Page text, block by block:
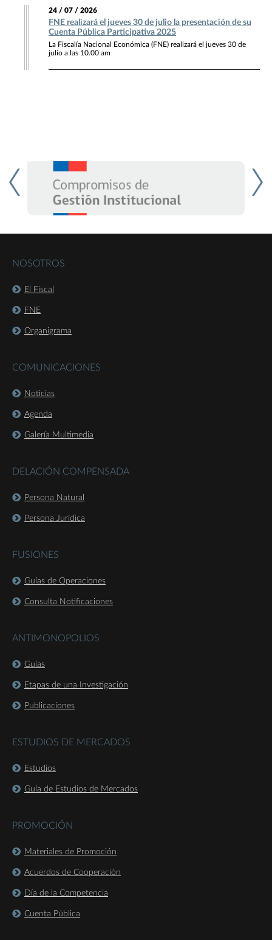
24 / 07 / 2026
FNE realizará el jueves 30 de julio la presentación de su
Cuenta Pública Participativa 2025
La Fiscalía Nacional Económica (FNE) realizará el jueves 30 de
julio a las 10.00 am
NOSOTROS
El Fiscal
FNE
Organigrama
COMUNICACIONES
Noticias
Agenda
Galería Multimedia
DELACIÓN COMPENSADA
Persona Natural
Persona Jurídica
FUSIONES
Guías de Operaciones
Consulta Notificaciones
ANTIMONOPOLIOS
Guías
Etapas de una Investigación
Publicaciones
ESTUDIOS DE MERCADOS
Estudios
Guía de Estudios de Mercados
PROMOCIÓN
Materiales de Promoción
Acuerdos de Cooperación
Día de la Competencia
Cuenta Pública